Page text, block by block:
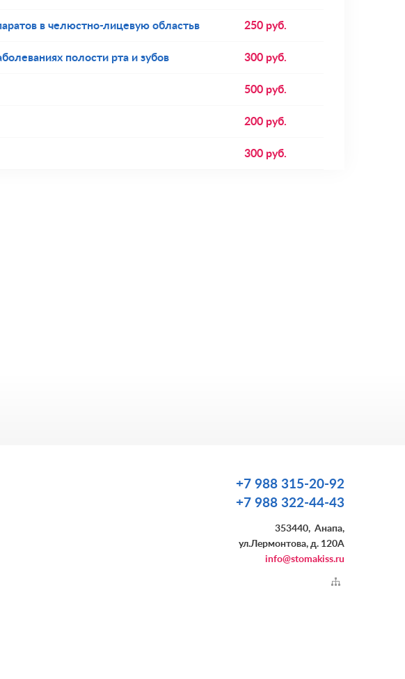
в челюстно-лицевую областьв 250 руб.
полости рта и зубов 300 руб.
500 руб.
200 руб.
300 руб.
+7 988 315-20-92
+7 988 322-44-43
353440, Анапа,
ул.Лермонтова, д. 120А
info@stomakiss.ru